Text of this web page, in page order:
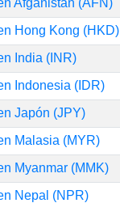
Afganistán (AFN)
Hong Kong (HKD)
India (INR)
Indonesia (IDR)
Japón (JPY)
Malasia (MYR)
Myanmar (MMK)
Nepal (NPR)